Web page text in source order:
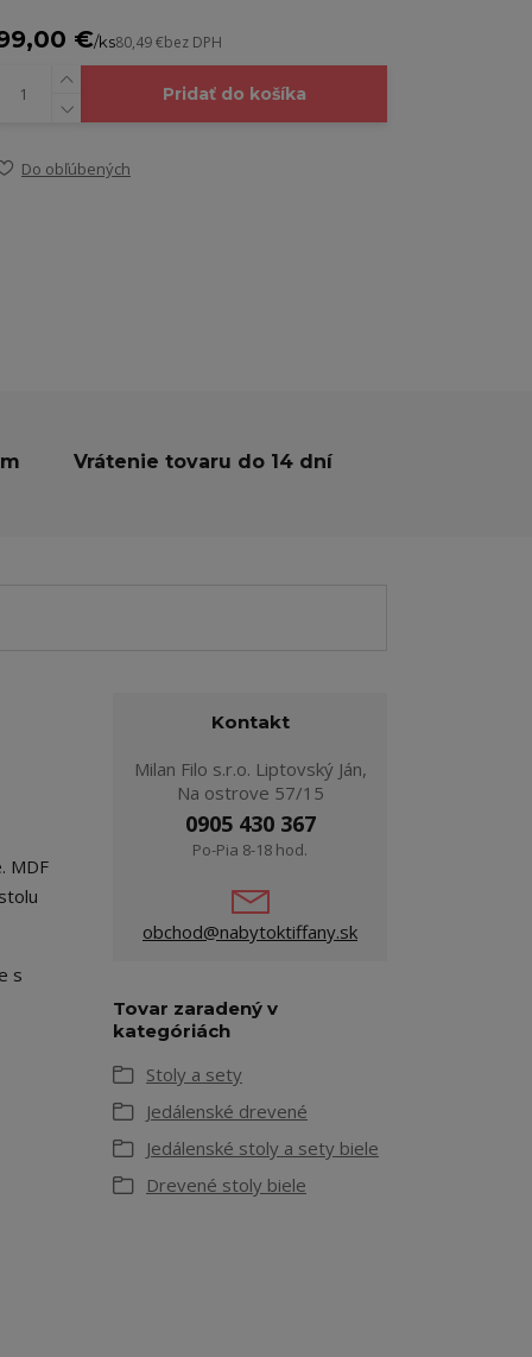
€/ks80,49 €bez DPH
Pridať do košíka
Do obľúbených
Vrátenie tovaru do 14 dní
MDF
s
Kontakt
Milan Filo s.r.o. Liptovský Ján,
Na ostrove 57/15
0905 430 367
Po-Pia 8-18 hod.
obchod@nabytoktiffany.sk
Tovar zaradený v
kategóriách
Stoly a sety
Jedálenské drevené
Jedálenské stoly a sety biele
Drevené stoly biele